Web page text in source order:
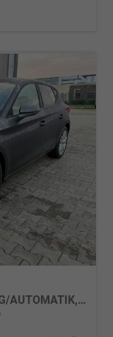
FR 1.5 eTSI Mild-Hybrid 150PS DSG/AUTOMATIK, 5 Jahre Garantie, 17" Alu, 3-Zonen-Climatronic, Abgedunkelte Scheiben, Parksensoren vorn/hinten, Sportsitze, Media System PLUS 12,9"/Bluetooth, Tempomat, Full Digital Cockpit, LED-Scheinwerfer, M-Lederlenkrad, Res